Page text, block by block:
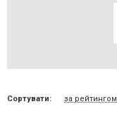
Сортувати: за рейтингом